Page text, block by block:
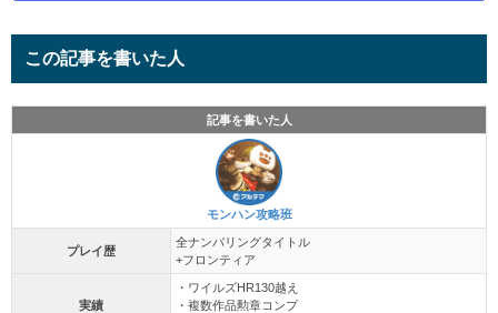
この記事を書いた人
記事を書いた人
モンハン攻略班
プレイ歴
全ナンバリングタイトル
+フロンティア
実績
・ワイルズHR130越え
・複数作品勲章コンプ